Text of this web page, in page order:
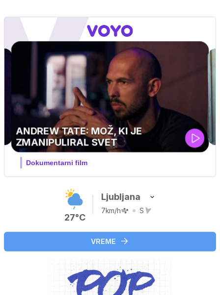
27°C
Ljubljana
7km/h S
VREME